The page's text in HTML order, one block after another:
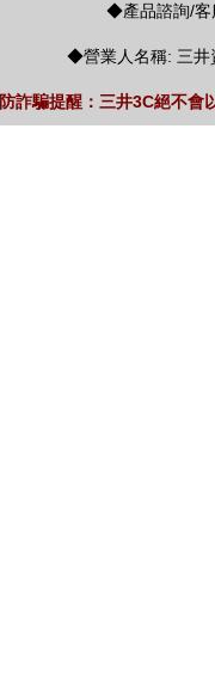
◆產品諮詢/客
◆營業人名稱: 三井
防詐騙提醒：三井3C絕不會